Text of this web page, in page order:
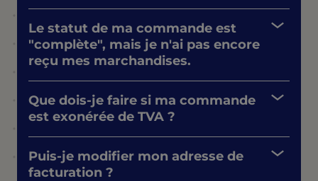
Le statut de ma commande est
"complète", mais je n'ai pas encore
reçu mes marchandises.
Que dois-je faire si ma commande
est exonérée de TVA ?
Puis-je modifier mon adresse de
facturation ?